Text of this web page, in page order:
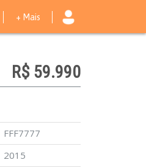
+ Mais
R$ 59.990
FFF7777
2015